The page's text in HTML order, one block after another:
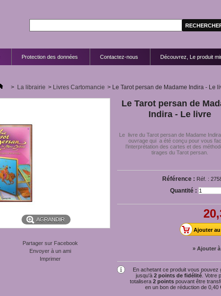
Protection des données Contactez-nous Découvrez, Le produit
> La librairie > Livres Cartomancie > Le Tarot persan de Madame Indira - Le
AGRANDIR
Partager sur Facebook
Envoyer à un ami
Imprimer
Le Tarot persan de
Indira - Le livre
Le livre du Tarot persan de Madame
ouvrage qui a été conçu pour vous
l’interprétation des cartes et des
tirages du Tarot persan.
Référence : Réf. :
Quantité :
» Ajouter
En achetant ce produit vous pouvez
jusqu'à 2 points de fidélité . Votre
totalisera 2pointspouvant être
en un bon de réduction de 0,40